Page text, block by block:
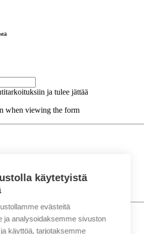
ja tulee jättää
when viewing the form
Etunimi
Sukunimi
käytetyistä
evästeitä
ja analysoidaksemme sivuston
käyttöä, tarjotaksemme